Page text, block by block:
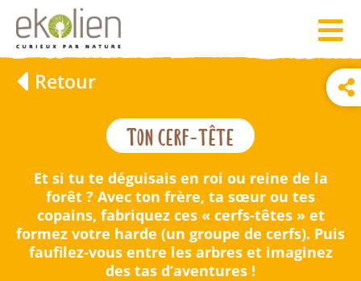
Retour
Ton cerf-tête
Et si tu te déguisais en roi ou reine de la
forêt ? Avec ton frère, ta sœur ou tes
copains, fabriquez ces « cerfs-têtes » et
formez votre harde (un groupe de cerfs). Puis
faufilez-vous entre les arbres et imaginez
des tas d’aventures !